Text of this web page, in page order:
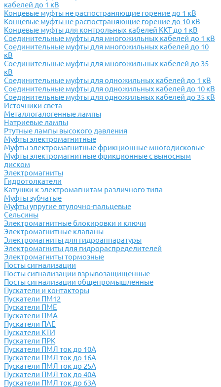
кабелей до 1 кВ
Концевые муфты не распостраняющие горение до 1 кВ
Концевые муфты не распостраняющие горение до 10 кВ
Концевые муфты для контрольных кабелей ККТ до 1 кВ
Соединительные муфты для многожильных кабелей до 1 кВ
Соединительные муфты для многожильных кабелей до 10
кВ
Соединительные муфты для многожильных кабелей до 35
кВ
Соединительные муфты для одножильных кабелей до 1 кВ
Соединительные муфты для одножильных кабелей до 10 кВ
Соединительные муфты для одножильных кабелей до 35 кВ
Источники света
Металлогалогенные лампы
Натриевые лампы
Ртутные лампы высокого давления
Муфты электромагнитные
Муфты электромагнитные фрикционные многодисковые
Муфты электромагнитные фрикционные с выносным
диском
Электромагниты
Гидротолкатели
Катушки к электромагнитам различного типа
Муфты зубчатые
Муфты упругие втулочно-пальцевые
Сельсины
Электромагнитные блокировки и ключи
Электромагнитные клапаны
Электромагниты для гидроаппаратуры
Электромагниты для гидрораспределителей
Электромагниты тормозные
Посты сигнализации
Посты сигнализации взрывозащищенные
Посты сигнализации общепромышленные
Пускатели и контакторы
Пускатели ПМ12
Пускатели ПМЕ
Пускатели ПМА
Пускатели ПАЕ
Пускатели КТИ
Пускатели ПРК
Пускатели ПМЛ ток до 10А
Пускатели ПМЛ ток до 16А
Пускатели ПМЛ ток до 25А
Пускатели ПМЛ ток до 40А
Пускатели ПМЛ ток до 63А